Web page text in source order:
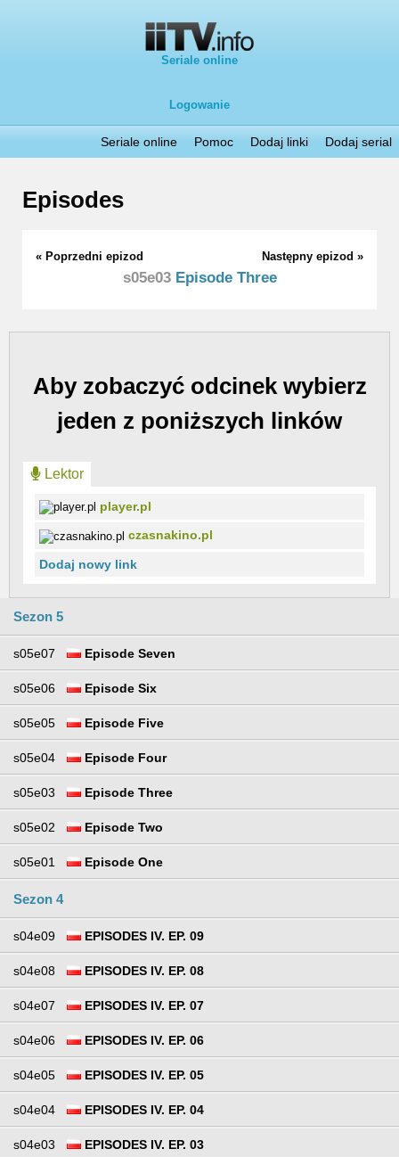
Seriale online
Logowanie
Seriale online Pomoc Dodaj linki Dodaj serial
Episodes
« Poprzedni epizod Następny epizod »
s05e03Episode Three
Aby zobaczyć odcinek wybierz
jeden z poniższych linków
Lektor
player.pl
czasnakino.pl
Dodaj nowy link
Sezon 5
s05e07 Episode Seven
s05e06 Episode Six
s05e05 Episode Five
s05e04 Episode Four
s05e03 Episode Three
s05e02 Episode Two
s05e01 Episode One
Sezon 4
s04e09 EPISODES IV. EP. 09
s04e08 EPISODES IV. EP. 08
s04e07 EPISODES IV. EP. 07
s04e06 EPISODES IV. EP. 06
s04e05 EPISODES IV. EP. 05
s04e04 EPISODES IV. EP. 04
s04e03 EPISODES IV. EP. 03